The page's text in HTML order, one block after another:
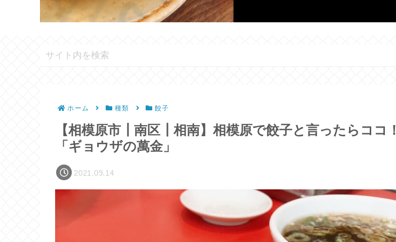
ホーム 種類 餃子
【相模原市┃南区┃相南】相模原で餃子と言ったらココ！
「ギョウザの萬金」
2021.09.14